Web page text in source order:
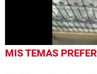
0
seconds
MIS TEMAS